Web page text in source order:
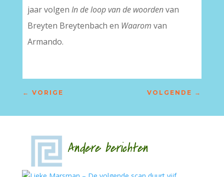
jaar volgen In de loop van de woordenvan
Breyten Breytenbach en Waarom van
Armando.
← VORIGE VOLGENDE →
Andere berichten